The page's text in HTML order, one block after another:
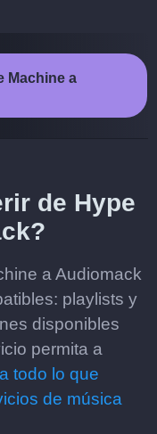
Machine a
de Hype
a Audiomack
playlists y
disponibles
permita a
todo lo que
de música